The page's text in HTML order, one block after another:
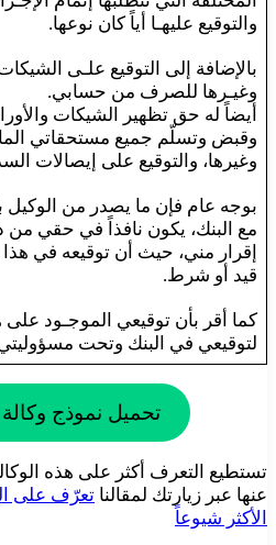
والتوقيع عليهـا أياً كان نوعها.
بالإضافة إلى التوقيع علـى
وغيـرها للصرف من حسابي.
أيضاً له حق تظهير الشيكات
وقبض وتسلّم جميع مستحقاتي
وغيرها، والتوقيع على إيصالات
بوجه عام فإن ما يصدر من
مع البنك، يكون نافذاً في حقي من
إقرار مني، حيث أن توقيعه في هذا
قيد أو شرط.
كما أقر بأن توقيعي الموجـود على
لتوقيعي في البنك وتحت
تحميل نموذج
تستطيع التعرف أكثر على هذه
عنها عبر زيارتك لمقالنا تعرّف على
الأكثر شيوعاً